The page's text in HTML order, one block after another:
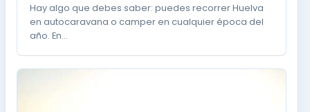
Hay algo que debes saber: puedes recorrer Huelva
en autocaravana o camper en cualquier época del
año. En…